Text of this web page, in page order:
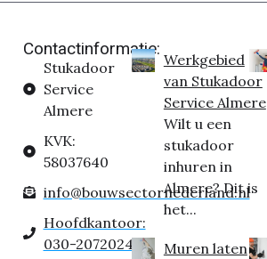
Contactinformatie:
Stukadoor
Service
Almere
KVK:
58037640
info@bouwsectornederland.nl
Hoofdkantoor:
030-2072024
Werkgebied
van Stukadoor
Service Almere
Wilt u een
stukadoor
inhuren in
Almere? Dit is
het...
Muren laten